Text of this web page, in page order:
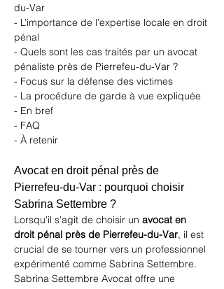
du-Var
- L’importance de l’expertise locale en droit
pénal
- Quels sont les cas traités par un avocat
pénaliste près de Pierrefeu-du-Var ?
- Focus sur la défense des victimes
- La procédure de garde à vue expliquée
- En bref
- FAQ
- À retenir
Avocat en droit pénal près de
Pierrefeu-du-Var : pourquoi choisir
Sabrina Settembre ?
Lorsqu'il s'agit de choisir un avocat en
droit pénal près de Pierrefeu-du-Var, il est
crucial de se tourner vers un professionnel
expérimenté comme Sabrina Settembre.
Sabrina Settembre Avocat offre une